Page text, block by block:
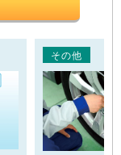
その他